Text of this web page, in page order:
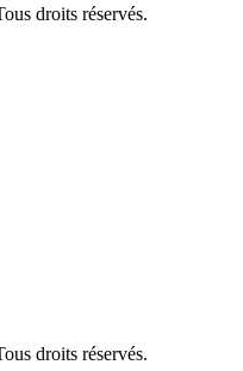
droits réservés.
droits réservés.